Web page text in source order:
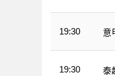
19:30 意
19:30 泰